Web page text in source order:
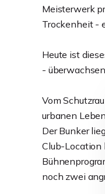
Meisterwerk
Trockenheit -
Heute ist
-
Vom
urbanen
Der Bunker
Club-Location
noch zwei